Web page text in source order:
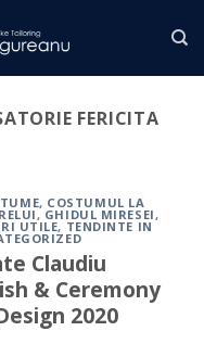
FERICITA
, COSTUMUL LA
, GHIDUL MIRESEI,
UTILE, TENDINTE IN
Claudiu
& Ceremony
2020